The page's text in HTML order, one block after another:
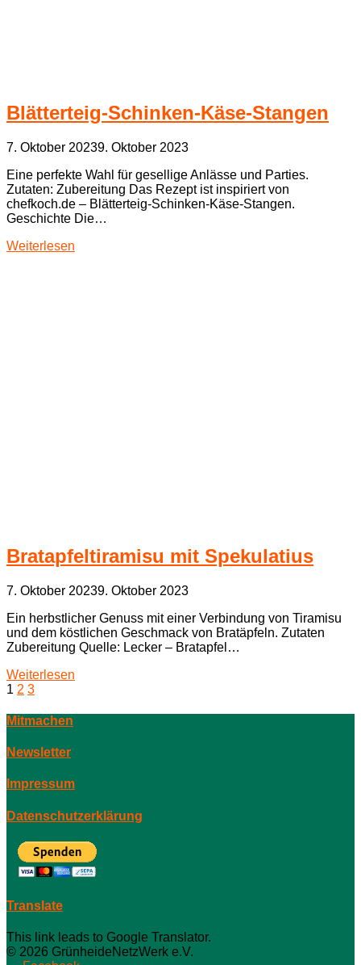
Blätterteig-Schinken-Käse-Stangen
7. Oktober 20239. Oktober 2023
Eine perfekte Wahl für gesellige Anlässe und Parties.
Zutaten: Zubereitung Das Rezept ist inspiriert von
chefkoch.de – Blätterteig-Schinken-Käse-Stangen.
Geschichte Die…
Weiterlesen
Bratapfeltiramisu mit Spekulatius
7. Oktober 20239. Oktober 2023
Ein herbstlicher Genuss mit einer Verbindung von Tiramisu
und dem köstlichen Geschmack von Bratäpfeln. Zutaten
Zubereitung Quelle: Lecker – Bratapfel…
Weiterlesen
Seitennummerierung
der
1 2 3
Mitmachen
Newsletter
Impressum
Datenschutzerklärung
Translate
This link leads to Google Translator.
© 2026 GrünheideNetzWerk e.V.